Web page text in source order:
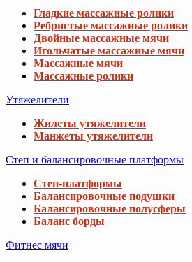
Гладкие массажные ролики
Ребристые массажные ролики
Двойные массажные мячи
Игольчатые массажные мячи
Массажные мячи
Массажные ролики
Утяжелители
Жилеты утяжелители
Манжеты утяжелители
Степ и балансировочные платформы
Степ-платформы
Балансировочные подушки
Балансировочные полусферы
Баланс борды
Фитнес мячи